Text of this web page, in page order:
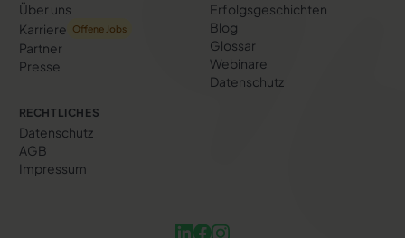
Über uns
Karriere
Offene Jobs
Partner
Presse
Erfolgs­geschichten
Blog
Glossar
Webinare
Datenschutz
RECHTLICHES
Datenschutz
AGB
Impressum